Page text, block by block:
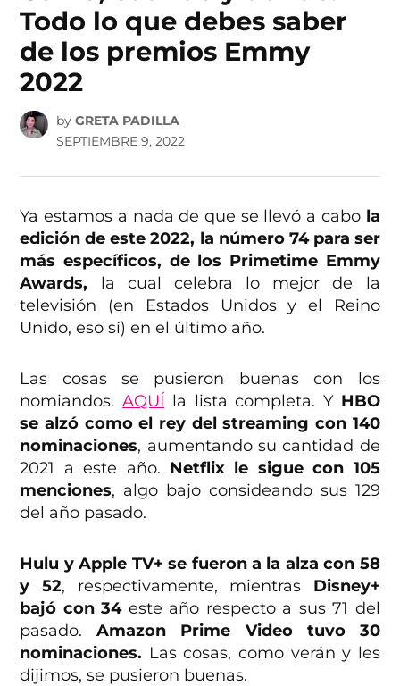
Todo lo que debes saber
de los premios Emmy
2022
by GRETA PADILLA
SEPTIEMBRE 9, 2022
Ya estamos a nada de que se llevó a cabo la
edición de este 2022, la número 74 para ser
más específicos, de los Primetime Emmy
Awards, la cual celebra lo mejor de la
televisión (en Estados Unidos y el Reino
Unido, eso sí) en el último año.
Las cosas se pusieron buenas con los
nomiandos.AQUÍ la lista completa. Y HBO
se alzó como el rey del streaming con 140
nominaciones, aumentando su cantidad de
2021 a este año. Netflix le sigue con 105
menciones, algo bajo consideando sus 129
del año pasado.
Hulu y Apple TV+ se fueron a la alza con 58
y 52, respectivamente, mientras Disney+
bajó con 34 este año respecto a sus 71 del
pasado.Amazon Prime Video tuvo 30
nominaciones. Las cosas, como verán y les
dijimos, se pusieron buenas.